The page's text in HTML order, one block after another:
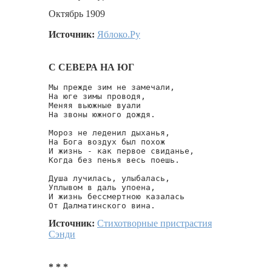
Октябрь 1909
Источник: Яблоко.Ру
С СЕВЕРА НА ЮГ
Мы прежде зим не замечали,
На юге зимы проводя,
Меняя вьюжные вуали
На звоны южного дождя.
Мороз не леденил дыханья,
На Бога воздух был похож
И жизнь - как первое свиданье,
Когда без пенья весь поешь.
Душа лучилась, улыбалась,
Уплывом в даль упоена,
И жизнь бессмертною казалась
От Далматинского вина.
Источник: Стихотворные пристрастия
Сэнди
* * *